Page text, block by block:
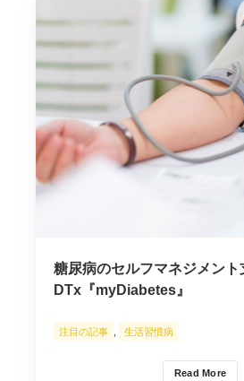
糖尿病のセルフマネジメント
DTx『myDiabetes』
Read More
注目の記事 生活習慣病